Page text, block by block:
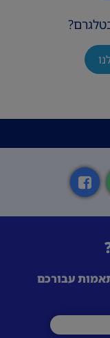
–
עבורכם